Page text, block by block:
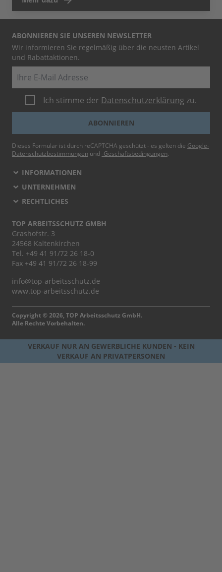
ABONNIEREN SIE UNSEREN NEWSLETTER
Wir informieren Sie regelmäßig über die neusten Artikel
und Rabattaktionen.
Ich stimme der Datenschutzerklärung zu.
ABONNIEREN
Dieses Formular ist durch reCAPTCHA geschützt - es gelten die Google-
Datenschutzbestimmungen und -Geschäftsbedingungen.
INFORMATIONEN
UNTERNEHMEN
RECHTLICHES
TOP ARBEITSSCHUTZ GMBH
Grashofstr. 3
24568 Kaltenkirchen
Tel. +49 41 91/72 26 18-0
Fax +49 41 91/72 26 18-99
info@top-arbeitsschutz.de
www.top-arbeitsschutz.de
Copyright © 2026, TOP Arbeitsschutz GmbH.
Alle Rechte Vorbehalten.
VERKAUF NUR AN GEWERBLICHE KUNDEN - KEIN
VERKAUF AN PRIVATPERSONEN